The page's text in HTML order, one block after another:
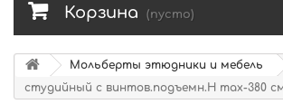
Корзина (пусто)
Мольберты этюдники и мебель
студийный с винтов.подъемн.H max-380